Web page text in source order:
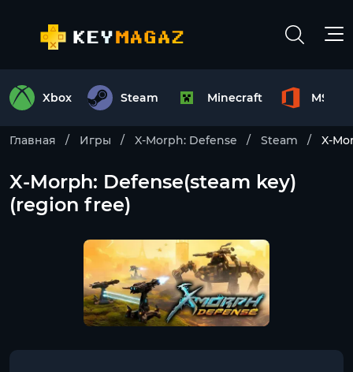
Xbox Steam Minecraft MS
Главная Игры X-Morph: Defense Steam X-
X-Morph: Defense(steam key)
(region free)